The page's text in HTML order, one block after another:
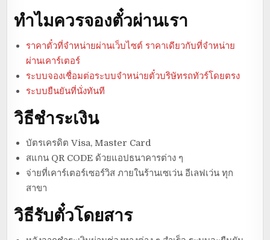
ทำไมควรจองตั๋วผ่านเรา
ราคาตั๋วที่จำหน่ายผ่านเว็บไซต์ ราคาเดียวกับที่จำหน่าย
ผ่านเคาร์เตอร์
ระบบจองเชื่อมต่อระบบจำหน่ายตั๋วบริษัทรถทัวร์โดยตรง
ระบบยืนยันที่นั่งทันที
วิธีชำระเงิน
บัตรเครดิต Visa, Master Card
สแกน QR CODE ด้วยแอปธนาคารต่าง ๆ
จ่ายที่เคาร์เตอร์เซอร์วิส ภายในร้านเซเว่น อีเลฟเว่น ทุก
สาขา
วิธีรับตั๋วโดยสาร